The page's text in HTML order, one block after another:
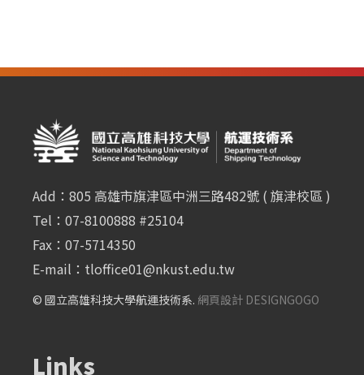
Add：805 高雄市旗津區中洲三路482號 ( 旗津校區 )
Tel：07-8100888 #25104
Fax：07-5714350
E-mail： tloffice01@nkust.edu.tw
© 國立高雄科技大學航運技術系. 網頁設計 DESIGNGOGO
Links